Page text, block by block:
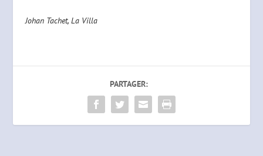
Johan Tachet, La Villa
PARTAGER: